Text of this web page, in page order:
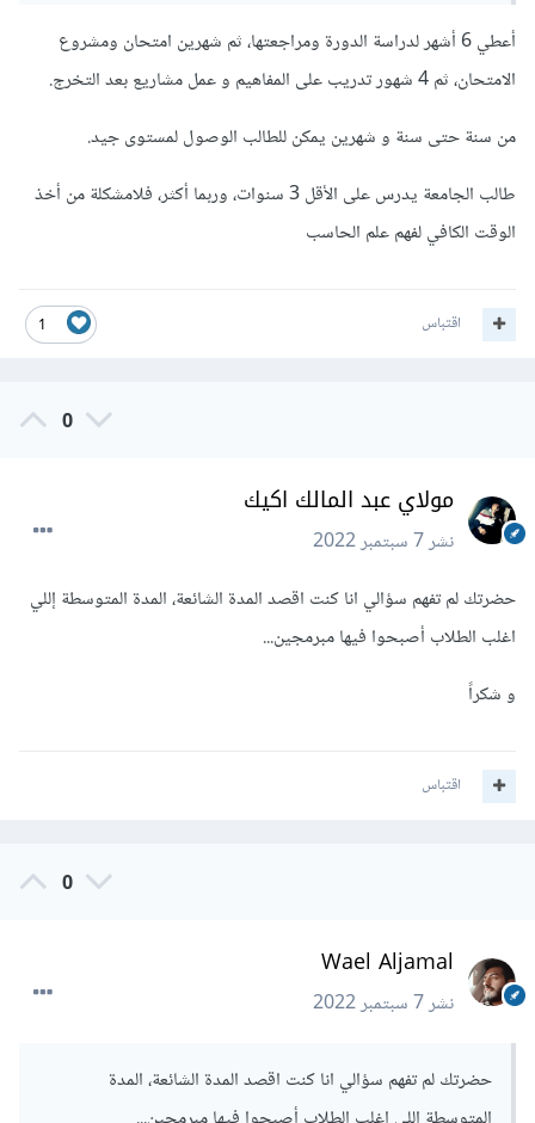
أعطي 6 أشهر لدراسة الدورة ومراجعتها، ثم شهرين امتحان ومشروع
الامتحان، ثم 4 شهور تدريب على المفاهيم و عمل مشاريع بعد التخرج.
من سنة حتى سنة و شهرين يمكن للطالب الوصول لمستوى جيد.
طالب الجامعة يدرس على الأقل 3 سنوات، وربما أكثر، فلامشكلة من أخذ
الوقت الكافي لفهم علم الحاسب
1 اقتباس
0
مولاي عبد المالك اكيك
نشر7 سبتمبر 2022
حضرتك لم تفهم سؤالي انا كنت اقصد المدة الشائعة، المدة المتوسطة إللي
اغلب الطلاب أصبحوا فيها مبرمجين...
و شكراً
اقتباس
0
Wael Aljamal
نشر7 سبتمبر 2022
حضرتك لم تفهم سؤالي انا كنت اقصد المدة الشائعة، المدة